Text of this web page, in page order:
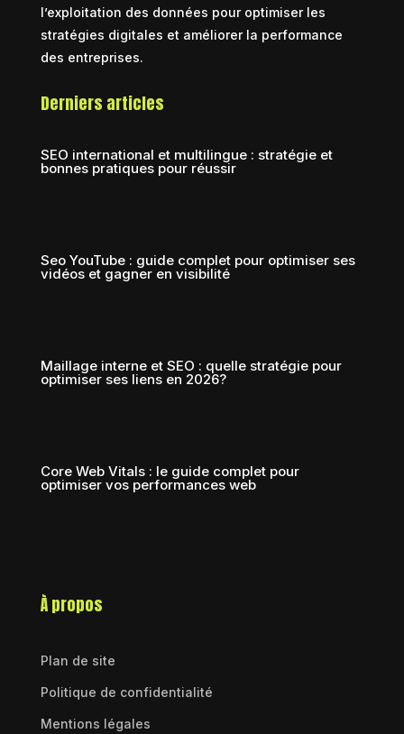
l’exploitation des données pour optimiser les
stratégies digitales et améliorer la performance
des entreprises.
Derniers articles
SEO international et multilingue : stratégie et
bonnes pratiques pour réussir
Seo YouTube : guide complet pour optimiser ses
vidéos et gagner en visibilité
Maillage interne et SEO : quelle stratégie pour
optimiser ses liens en 2026?
Core Web Vitals : le guide complet pour
optimiser vos performances web
À propos
Plan de site
Politique de confidentialité
Mentions légales